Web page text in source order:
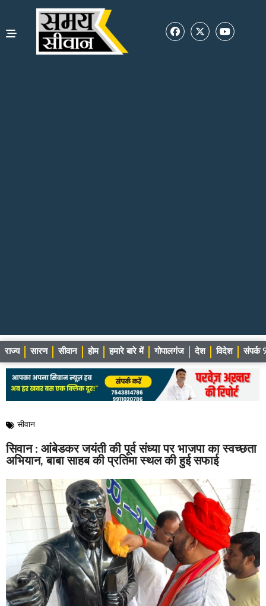
राज्य सारण सीवान होम हमारे बारे में गोपालगंज देश विदेश संपर्क
सीवान
सिवान : आंबेडकर जयंती की पूर्व संध्या पर भाजपा का स्वच्छता
अभियान, बाबा साहब की प्रतिमा स्थल की हुई सफाई